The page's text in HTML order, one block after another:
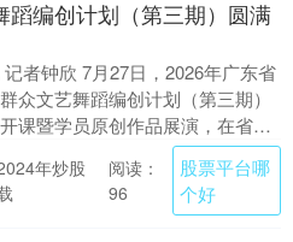
蹈编创计划（第三期）圆满
者钟欣 7月27日，2026年广东省
众文艺舞蹈编创计划（第三期）
课暨学员原创作品展演，在省文
剧场顺利举办，全省30名基层舞蹈
年炒股
阅读：
96
股票平台哪
个好